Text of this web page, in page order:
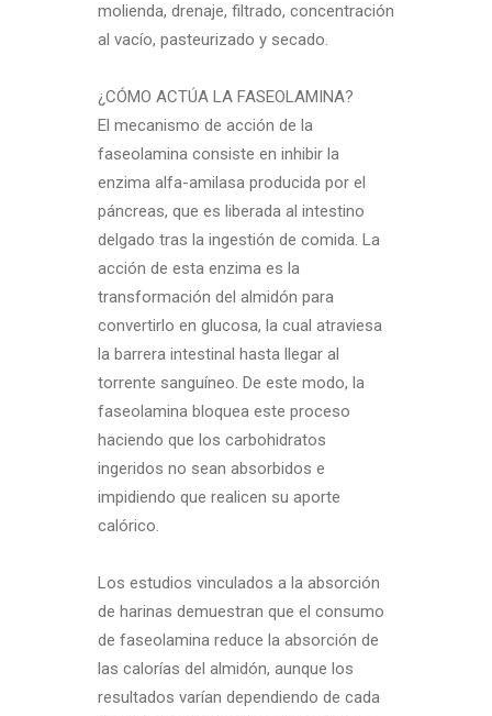
molienda, drenaje, filtrado, concentración
al vacío, pasteurizado y secado.
¿CÓMO ACTÚA LA FASEOLAMINA?
El mecanismo de acción de la
faseolamina consiste en inhibir la
enzima alfa-amilasa producida por el
páncreas, que es liberada al intestino
delgado tras la ingestión de comida. La
acción de esta enzima es la
transformación del almidón para
convertirlo en glucosa, la cual atraviesa
la barrera intestinal hasta llegar al
torrente sanguíneo. De este modo, la
faseolamina bloquea este proceso
haciendo que los carbohidratos
ingeridos no sean absorbidos e
impidiendo que realicen su aporte
calórico.
Los estudios vinculados a la absorción
de harinas demuestran que el consumo
de faseolamina reduce la absorción de
las calorías del almidón, aunque los
resultados varían dependiendo de cada